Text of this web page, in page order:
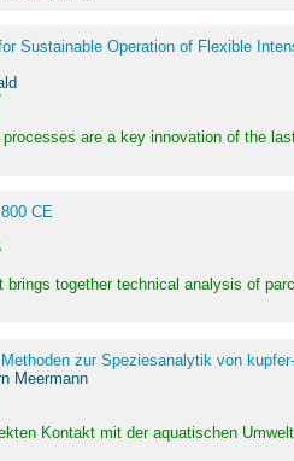
Sustainable Operation of Flexible
processes are a key innovation of the
CE
brings together technical analysis of
zur Speziesanalytik von
Meermann
Kontakt mit der aquatischen